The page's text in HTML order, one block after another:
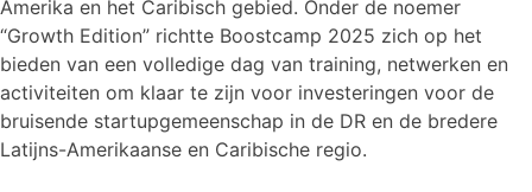
Amerika en het Caribisch gebied. Onder de noemer
“Growth Edition” richtte Boostcamp 2025 zich op het
bieden van een volledige dag van training, netwerken en
activiteiten om klaar te zijn voor investeringen voor de
bruisende startupgemeenschap in de DR en de bredere
Latijns-Amerikaanse en Caribische regio.